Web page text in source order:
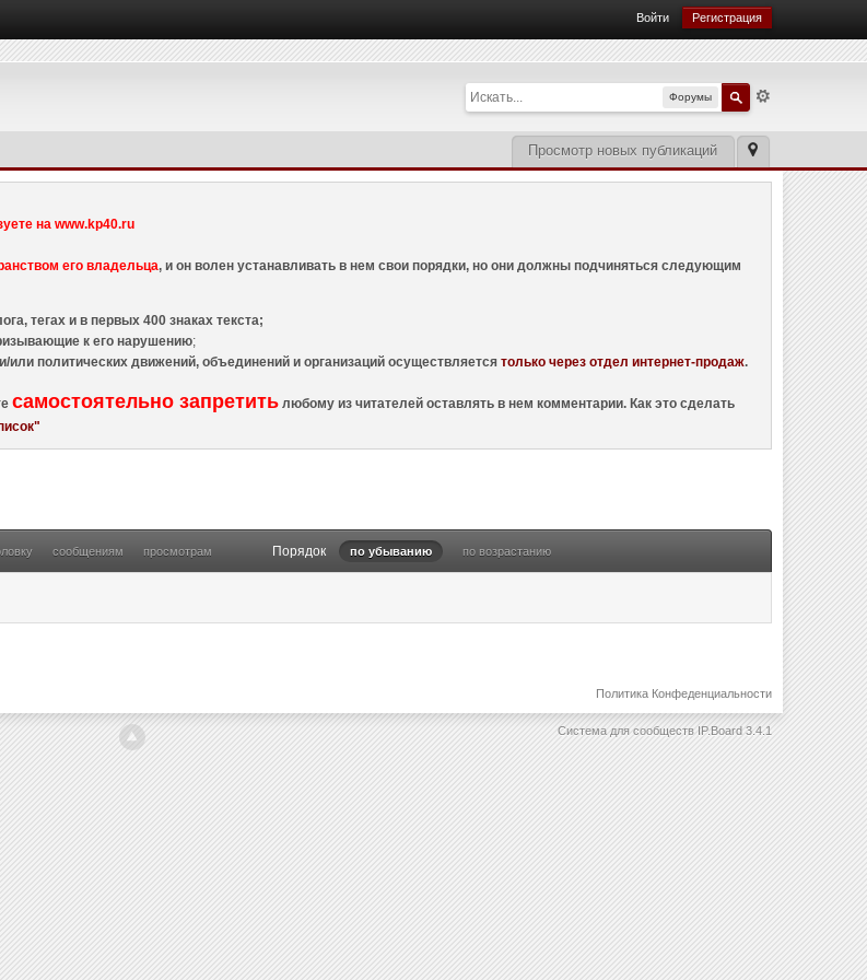
Войти Регистрация
Форумы
Просмотр новых публикаций
на www.kp40.ru
его владельца, и он волен устанавливать в нем свои порядки, но они должны подчиняться следующим
тегах и в первых 400 знаках текста;
к его нарушению;
политических движений, объединений и организаций осуществляетсятолько через отдел интернет-продаж.
самостоятельно запретить любому из читателей оставлять в нем комментарии. Как это сделать
сообщениям просмотрам Порядок по убыванию по возрастанию
Политика Конфеденциальности
Система для сообществ IP.Board 3.4.1